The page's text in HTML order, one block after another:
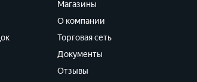
Магазины
О компании
Торговая сеть
Документы
Отзывы